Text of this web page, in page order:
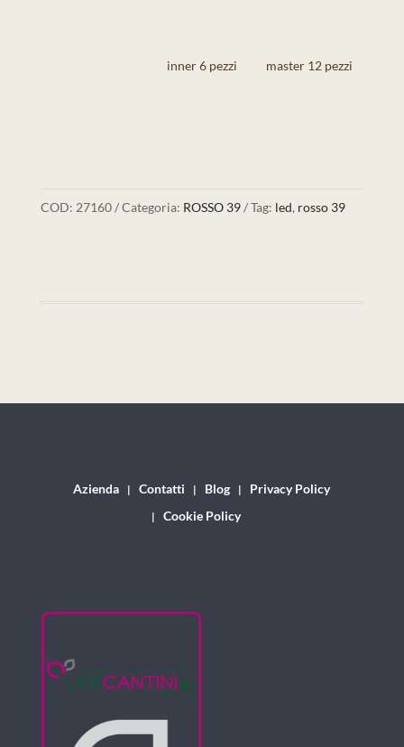
inner 6 pezzi master 12 pezzi
COD: 27160 Categoria: ROSSO 39 Tag: led, rosso 39
Azienda Contatti Blog
Privacy Policy
Cookie Policy